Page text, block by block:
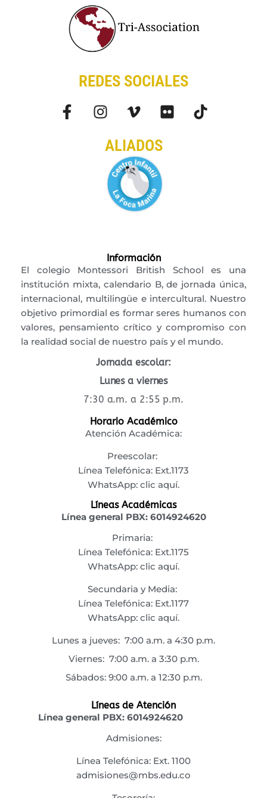
REDES SOCIALES
ALIADOS
Información
El colegio Montessori British School es una
institución mixta, calendario B, de jornada única,
internacional, multilingüe e intercultural. Nuestro
objetivo primordial es formar seres humanos con
valores, pensamiento crítico y compromiso con
la realidad social de nuestro país y el mundo.
Jornada escolar:
Lunes a viernes
7:30 a.m. a 2:55 p.m.
Horario Académico
Atención Académica:
Preescolar:
Línea Telefónica: Ext.1173
WhatsApp: clic aquí.
Líneas Académicas
Línea general PBX: 6014924620
Primaria:
Línea Telefónica: Ext.1175
WhatsApp: clic aquí.
Secundaria y Media:
Línea Telefónica: Ext.1177
WhatsApp: clic aquí.
Lunes a jueves: 7:00 a.m. a 4:30 p.m.
Viernes: 7:00 a.m. a 3:30 p.m.
Sábados: 9:00 a.m. a 12:30 p.m.
Líneas de Atención
Línea general PBX: 6014924620
Admisiones:
Línea Telefónica: Ext. 1100
admisiones@mbs.edu.co